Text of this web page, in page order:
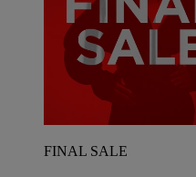
FINAL SALE